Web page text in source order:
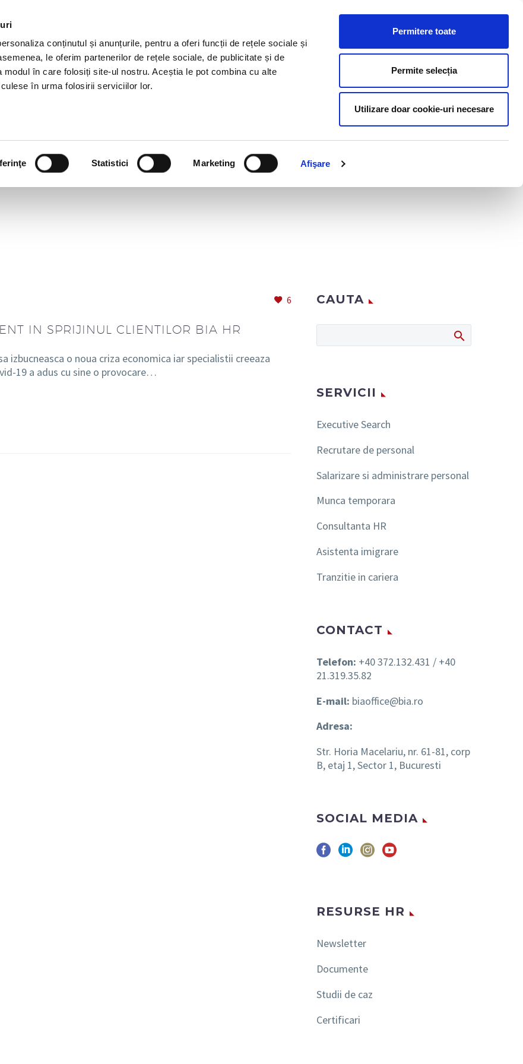
conținutul și anunțurile, pentru a oferi funcții de rețele sociale și
le oferim partenerilor de rețele sociale, de publicitate și de
modul în care folosiți site-ul nostru. Aceștia le pot combina cu alte
în urma folosirii serviciilor lor.
Statistici Marketing Afişare
Permitere toate
Permite selecția
Utilizare doar cookie-uri necesare
HR CONTACT
6
IN SPRIJINUL CLIENTILOR BIA HR
izbucneasca o noua criza economica iar specialistii creeaza
19 a adus cu sine o provocare…
CAUTA
SERVICII
Executive Search
Recrutare de personal
Salarizare si administrare personal
Munca temporara
Consultanta HR
Asistenta imigrare
Tranzitie in cariera
CONTACT
Telefon: +40 372.132.431 / +40
21.319.35.82
E-mail: biaoffice@bia.ro
Adresa:
Str. Horia Macelariu, nr. 61-81, corp
B, etaj 1, Sector 1, Bucuresti
SOCIAL MEDIA
RESURSE HR
Newsletter
Documente
Studii de caz
Certificari